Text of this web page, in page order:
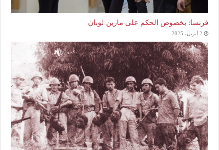
فرنسا: بخصوص الحكم على مارين لوبان
2 أبريل، 2025